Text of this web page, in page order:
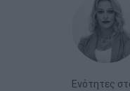
Ενότητες